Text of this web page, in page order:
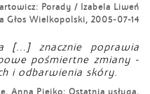
Porady / Izabela Liweń
Wielkopolski, 2005-07-14
[...] znacznie poprawia
pośmiertne zmiany -
i odbarwienia skóry.